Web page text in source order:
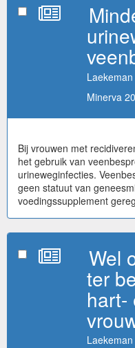
Laekeman
Minerva
Bij vrouwen met
het gebruik van
urineweginfecties.
geen statuut van
voedingssupplement
Wel
ter
hart-
Laekeman